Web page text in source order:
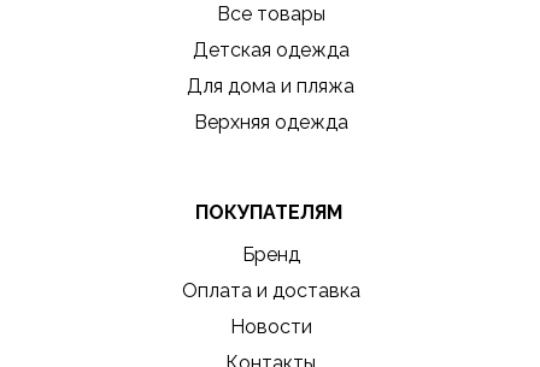
Детская одежда
Для дома и пляжа
Верхняя одежда
ПОКУПАТЕЛЯМ
Бренд
Оплата и доставка
Новости
Все товары